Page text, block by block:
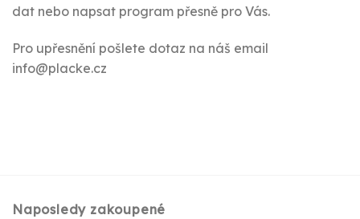
dat nebo napsat program přesně pro Vás.
Pro upřesnění pošlete dotaz na náš email
info@placke.cz
Naposledy zakoupené